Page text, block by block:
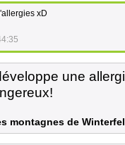
xD
une
montagnes de